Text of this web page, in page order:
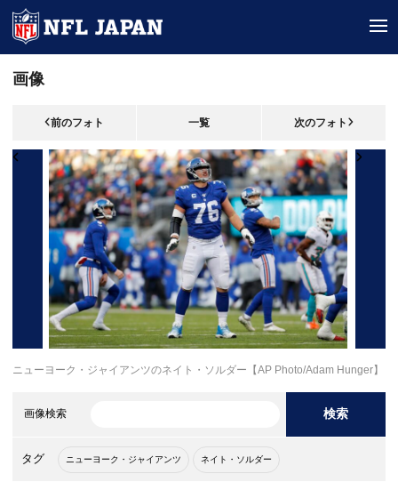
画像
前のフォト 一覧 次のフォト
ニューヨーク・ジャイアンツのネイト・ソルダー【AP Photo/Adam Hunger】
画像検索 検索
タグ ニューヨーク・ジャイアンツ ネイト・ソルダー